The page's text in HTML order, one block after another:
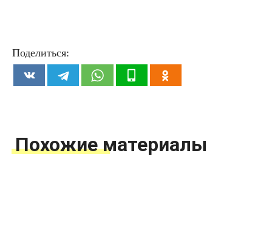
Поделиться:
Похожие материалы